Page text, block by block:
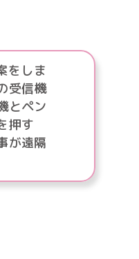
をしま
受信機
とペン
押す
が遠隔